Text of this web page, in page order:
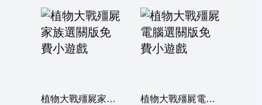
植物大戰殭屍家族選關版 植物大戰殭屍電腦選關版